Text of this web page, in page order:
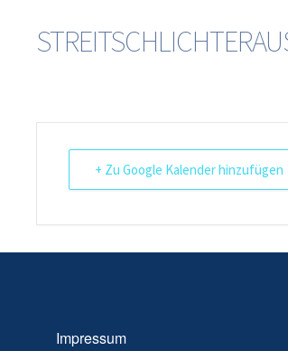
+ Zu Google Kalender hinzufügen
Impressum